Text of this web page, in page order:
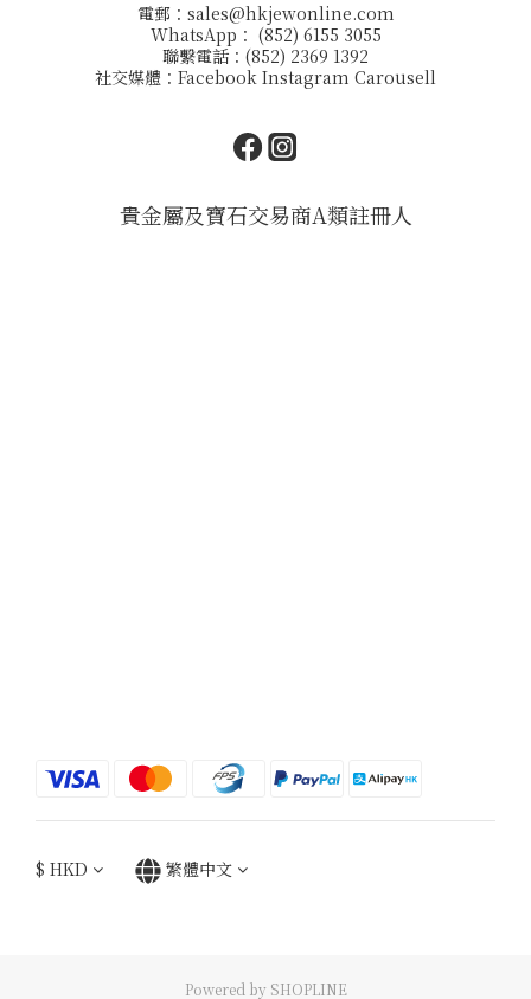
電郵： sales@hkjewonline.com
WhatsApp： (852) 6155 3055
聯繫電話：(852) 2369 1392
社交媒體： Facebook Instagram Carousell
貴金屬及寶石交易商A類註冊人
$ HKD 繁體中文
Powered by SHOPLINE